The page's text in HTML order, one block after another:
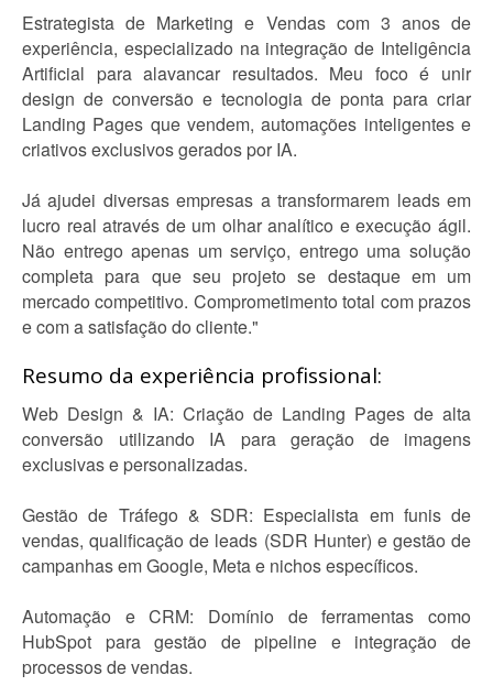
Estrategista de Marketing e Vendas com 3 anos de
experiência, especializado na integração de Inteligência
Artificial para alavancar resultados. Meu foco é unir
design de conversão e tecnologia de ponta para criar
Landing Pages que vendem, automações inteligentes e
criativos exclusivos gerados por IA.
Já ajudei diversas empresas a transformarem leads em
lucro real através de um olhar analítico e execução ágil.
Não entrego apenas um serviço, entrego uma solução
completa para que seu projeto se destaque em um
mercado competitivo. Comprometimento total com prazos
e com a satisfação do cliente."
Resumo da experiência profissional:
Web Design & IA: Criação de Landing Pages de alta
conversão utilizando IA para geração de imagens
exclusivas e personalizadas.
Gestão de Tráfego & SDR: Especialista em funis de
vendas, qualificação de leads (SDR Hunter) e gestão de
campanhas em Google, Meta e nichos específicos.
Automação e CRM: Domínio de ferramentas como
HubSpot para gestão de pipeline e integração de
processos de vendas.